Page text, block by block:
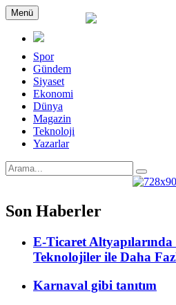
Menü
Spor
Gündem
Siyaset
Ekonomi
Dünya
Magazin
Teknoloji
Yazarlar
Son Haberler
E-Ticaret Altyapılarında
Teknolojiler ile Daha
Karnaval gibi tanıtım